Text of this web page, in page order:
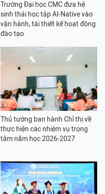
Trường Đại học CMC đưa hệ
sinh thái học tập AI-Native vào
vận hành, tái thiết kế hoạt động
đào tạo
Thủ tướng ban hành Chỉ thị về
thực hiện các nhiệm vụ trọng
tâm năm học 2026-2027